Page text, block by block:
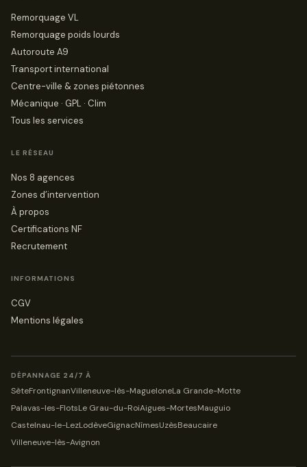
Remorquage VL
Remorquage poids lourds
Autoroute A9
Transport international
Centre-ville & zones piétonnes
Mécanique · GPL · Clim
Tous les services
LE RÉSEAU
Nos 8 agences
Zones d’intervention
À propos
Certifications NF
Recrutement
INFORMATIONS
CGV
Mentions légales
DÉPANNAGE 24/7 À
SèteFrontignanVilleneuve-lès-MagueloneLa Grande-Motte
Palavas-les-FlotsLe Grau-du-RoiAigues-MortesMauguio
Castelnau-le-LezLodèveGignacNîmesUzèsBeaucaire
Villeneuve-lès-Avignon